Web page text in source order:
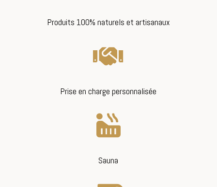
Produits 100% naturels et artisanaux

Prise en charge personnalisée

Sauna